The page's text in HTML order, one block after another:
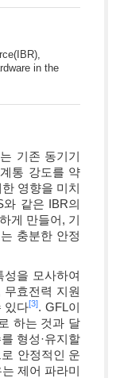
in the
기존 동기기
통 강도를 약
영향을 미치
와 같은 IBR의
게 만들어, 기
충분한 안정
을 모사하여
효전력 지원
있다[3]. GFL이
하는 것과 달
형성·유지할
안정적인 운
제어 파라미